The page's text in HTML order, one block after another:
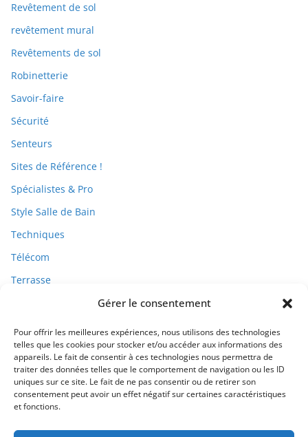
Gérer le consentement
Pour offrir les meilleures expériences, nous utilisons des technologies
telles que les cookies pour stocker et/ou accéder aux informations des
appareils. Le fait de consentir à ces technologies nous permettra de
traiter des données telles que le comportement de navigation ou les ID
uniques sur ce site. Le fait de ne pas consentir ou de retirer son
consentement peut avoir un effet négatif sur certaines caractéristiques
et fonctions.
Revêtement de sol
revêtement mural
Revêtements de sol
Robinetterie
Savoir-faire
Sécurité
Senteurs
Sites de Référence !
Spécialistes & Pro
Style Salle de Bain
Techniques
Télécom
Terrasse